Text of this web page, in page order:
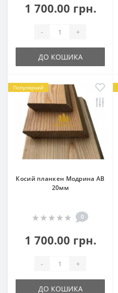
1 700.00 грн.
- +
ДО КОШИКА
Популярний
Косий планкен Модрина АВ
20мм
0
1 700.00 грн.
- +
ДО КОШИКА